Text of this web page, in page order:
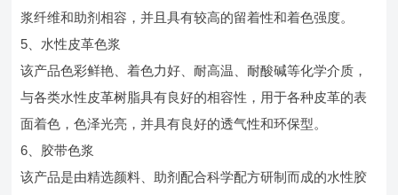
浆纤维和助剂相容，并且具有较高的留着性和着色强度。
5、水性皮革色浆
该产品色彩鲜艳、着色力好、耐高温、耐酸碱等化学介质，
与各类水性皮革树脂具有良好的相容性，用于各种皮革的表
面着色，色泽光亮，并具有良好的透气性和环保型。
6、胶带色浆
该产品是由精选颜料、助剂配合科学配方研制而成的水性胶